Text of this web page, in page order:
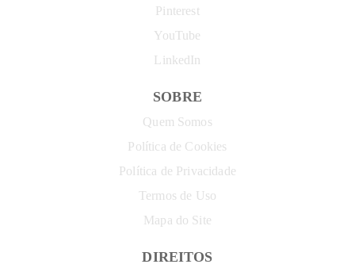
Pinterest
YouTube
LinkedIn
SOBRE
Quem Somos
Política de Cookies
Política de Privacidade
Termos de Uso
Mapa do Site
DIREITOS